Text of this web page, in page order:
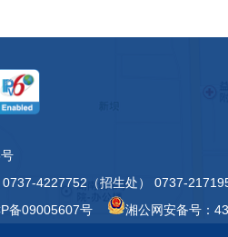
号
4227752（招生处） 0737-
备09005607号 湘公网安备号：